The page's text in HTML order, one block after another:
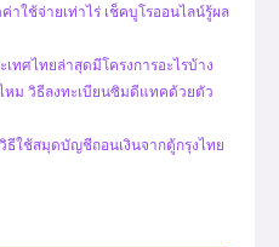
าใช้จ่ายเท่าไร่ เช็คบูโรออนไลน์รู้ผล
ทศไทยล่าสุดมีโครงการอะไรบ้าง
ม วิธีลงทะเบียนซิมดีแทคด้วยตัว
ธีใช้สมุดบัญชีถอนเงินจากตู้กรุงไทย